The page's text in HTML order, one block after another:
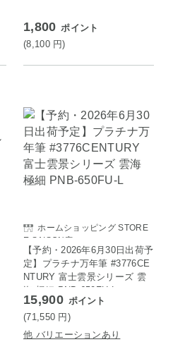
1,800 ポイント
(8,100 円)
ホームショッピング STORE
E SAISON店
【予約・2026年6月30日出荷予
定】プラチナ万年筆 #3776CE
NTURY 富士雲景シリーズ 雲
海 極細 PNB-650FU-L
15,900 ポイント
(71,550 円 )
他 バリエーションあり